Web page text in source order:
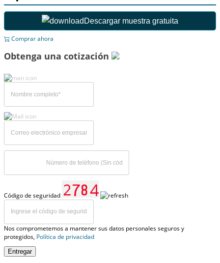
Descargar muestra gratuita
Comprar ahora
Obtenga una cotización
Código de seguridad
Nos comprometemos a mantener sus datos personales seguros y
protegidos, Política de privacidad
Entregar